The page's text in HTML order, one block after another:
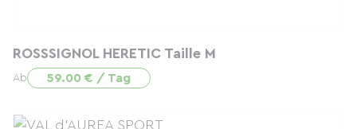
ROSSSIGNOL HERETIC Taille M
Ab 59.00 € / Tag